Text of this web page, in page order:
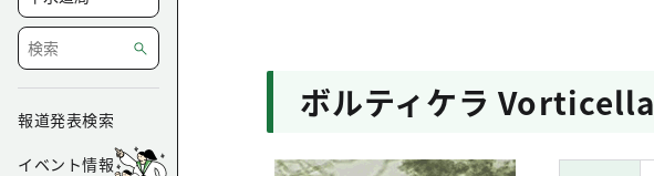
報道発表検索
イベント情報
ボルティケラ Vorticella